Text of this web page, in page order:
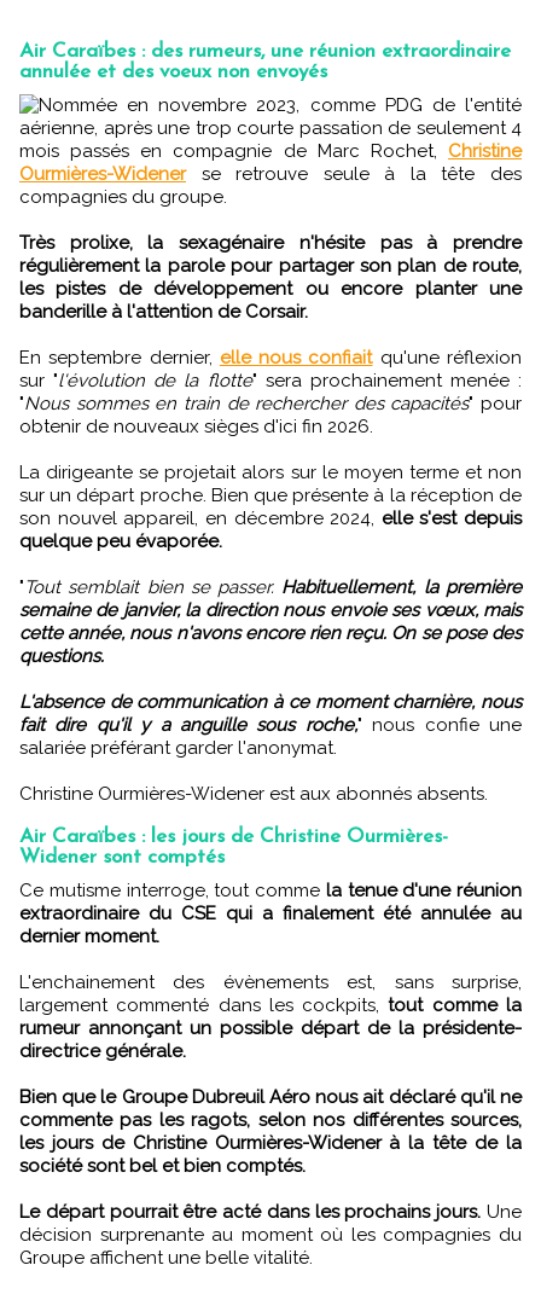
Air Caraïbes : des rumeurs, une réunion extraordinaire
annulée et des voeux non envoyés
Nommée en novembre 2023, comme PDG de l'entité
aérienne, après une trop courte passation de seulement 4
mois passés en compagnie de Marc Rochet, Christine
Ourmières-Widenerse retrouve seule à la tête des
compagnies du groupe.
Très prolixe, la sexagénaire n'hésite pas à prendre
régulièrement la parole pour partager son plan de route,
les pistes de développement ou encore planter une
banderille à l'attention de Corsair.
En septembre dernier, elle nous confiaitqu'une réflexion
sur "l'évolution de la flotte" sera prochainement menée :
"Nous sommes en train de rechercher des capacités" pour
obtenir de nouveaux sièges d'ici fin 2026.
La dirigeante se projetait alors sur le moyen terme et non
sur un départ proche. Bien que présente à la réception de
son nouvel appareil, en décembre 2024, elle s'est depuis
quelque peu évaporée.
"Tout semblait bien se passer. Habituellement, la première
semaine de janvier, la direction nous envoie ses vœux, mais
cette année, nous n'avons encore rien reçu. On se pose des
questions.
L'absence de communication à ce moment charnière, nous
fait dire qu'il y a anguille sous roche," nous confie une
salariée préférant garder l'anonymat.
Christine Ourmières-Widener est aux abonnés absents.
Air Caraïbes : les jours de Christine Ourmières-
Widener sont comptés
Ce mutisme interroge, tout comme la tenue d'une réunion
extraordinaire du CSE qui a finalement été annulée au
dernier moment.
L'enchainement des évènements est, sans surprise,
largement commenté dans les cockpits,tout comme la
rumeur annonçant un possible départ de la présidente-
directrice générale.
Bien que le Groupe Dubreuil Aéro nous ait déclaré qu'il ne
commente pas les ragots, selon nos différentes sources,
les jours de Christine Ourmières-Widener à la tête de la
société sont bel et bien comptés.
Le départ pourrait être acté dans les prochains jours. Une
décision surprenante au moment où les compagnies du
Groupe affichent une belle vitalité.